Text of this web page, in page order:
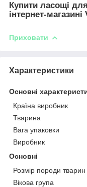
Купити ласощі
інтернет-
Приховати
Характеристики
Основні
Країна виробник
Тварина
Вага упаковки
Виробник
Основні
Розмір породи тварин
Вікова група